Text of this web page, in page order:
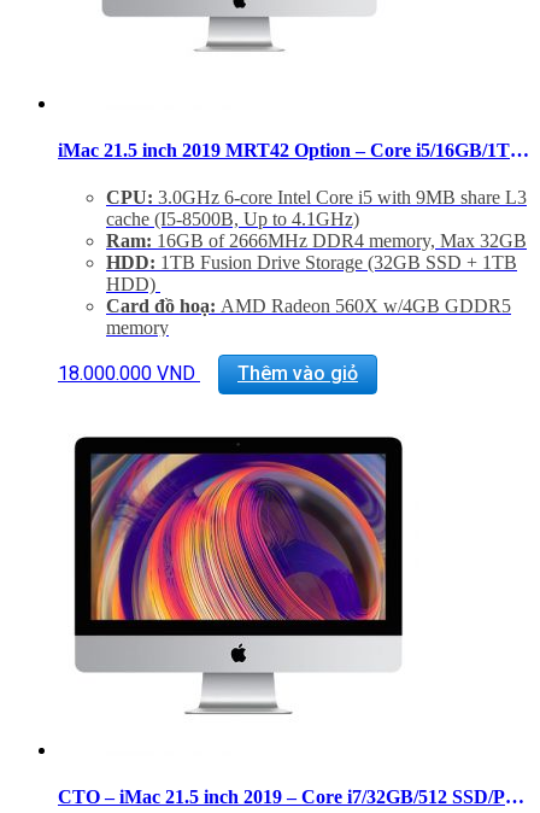
iMac 21.5 inch 2019 MRT42 Option – Core i5/16GB/1TB/Pro 560X
CPU: 3.0GHz 6-core Intel Core i5 with 9MB share L3
cache (I5-8500B, Up to 4.1GHz)
Ram: 16GB of 2666MHz DDR4 memory, Max 32GB
HDD: 1TB Fusion Drive Storage (32GB SSD + 1TB
HDD)
Card đồ hoạ: AMD Radeon 560X w/4GB GDDR5
memory
Retina 4K disaplay (4096×2304)
4 USB 3.0, 2 Thunderbold 2.0, LAN
Bao test 1 tuần. Bảo hành 6 tháng.
Hổ trợ kỹ thuật và vệ sinh máy suốt đời.
18.000.000 VND Thêm vào giỏ
CTO – iMac 21.5 inch 2019 – Core i7/32GB/512 SSD/Pro 555X